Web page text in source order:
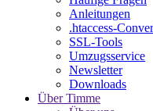
Anleitungen
.htaccess-
SSL-Tools
Umzugsservice
Newsletter
Downloads
Über Timme